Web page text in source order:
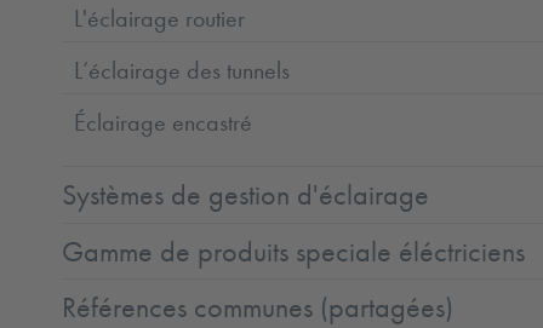
L'éclairage routier
L’éclairage des tunnels
Éclairage encastré
Systèmes de gestion d'éclairage
Gamme de produits speciale éléctriciens
Références communes (partagées)